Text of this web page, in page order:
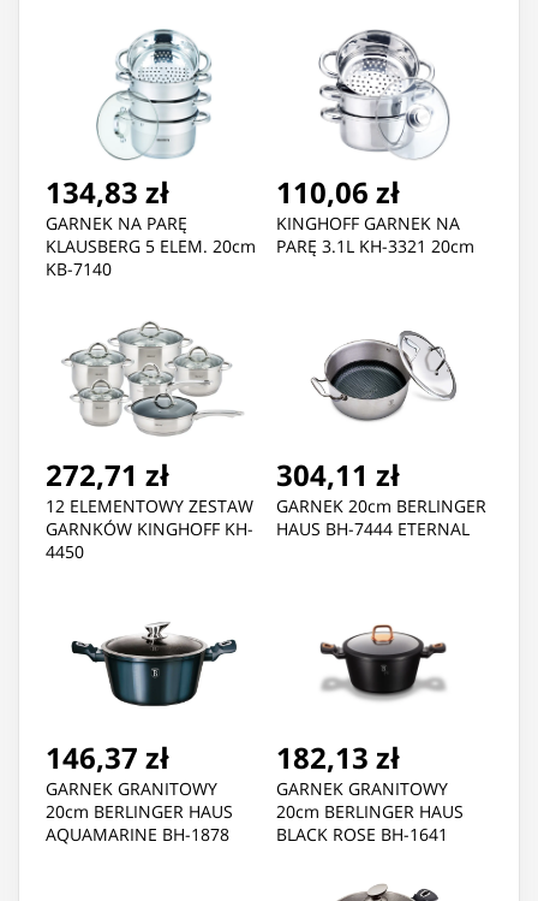
134,83 zł
GARNEK NA PARĘ
KLAUSBERG 5 ELEM. 20cm
KB-7140
110,06 zł
KINGHOFF GARNEK NA
PARĘ 3.1L KH-3321 20cm
272,71 zł
12 ELEMENTOWY ZESTAW
GARNKÓW KINGHOFF KH-
4450
304,11 zł
GARNEK 20cm BERLINGER
HAUS BH-7444 ETERNAL
146,37 zł
GARNEK GRANITOWY
20cm BERLINGER HAUS
AQUAMARINE BH-1878
182,13 zł
GARNEK GRANITOWY
20cm BERLINGER HAUS
BLACK ROSE BH-1641